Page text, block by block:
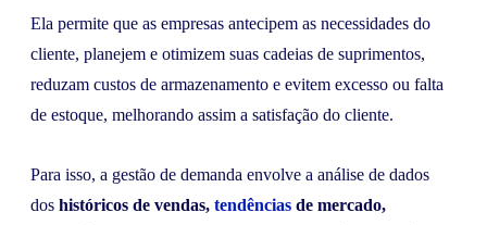
Ela permite que as empresas antecipem as necessidades do
cliente, planejem e otimizem suas cadeias de suprimentos,
reduzam custos de armazenamento e evitem excesso ou falta
de estoque, melhorando assim a satisfação do cliente.
Para isso, a gestão de demanda envolve a análise de dados
dos históricos de vendas, tendências de mercado,